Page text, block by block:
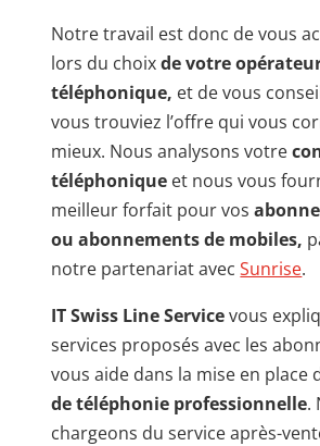
Notre travail est donc de vous
lors du choixde votre
téléphonique, et de vous
vous trouviez l’offre qui vous
mieux. Nous analysons votre
téléphonique et nous vous
meilleur forfait pour vos
ou abonnements de mobiles,
notre partenariat avecSunrise.
IT Swiss Line Servicevous
services proposés avec les
vous aide dans la mise en place
de téléphonie professionnelle.
chargeons du service après-